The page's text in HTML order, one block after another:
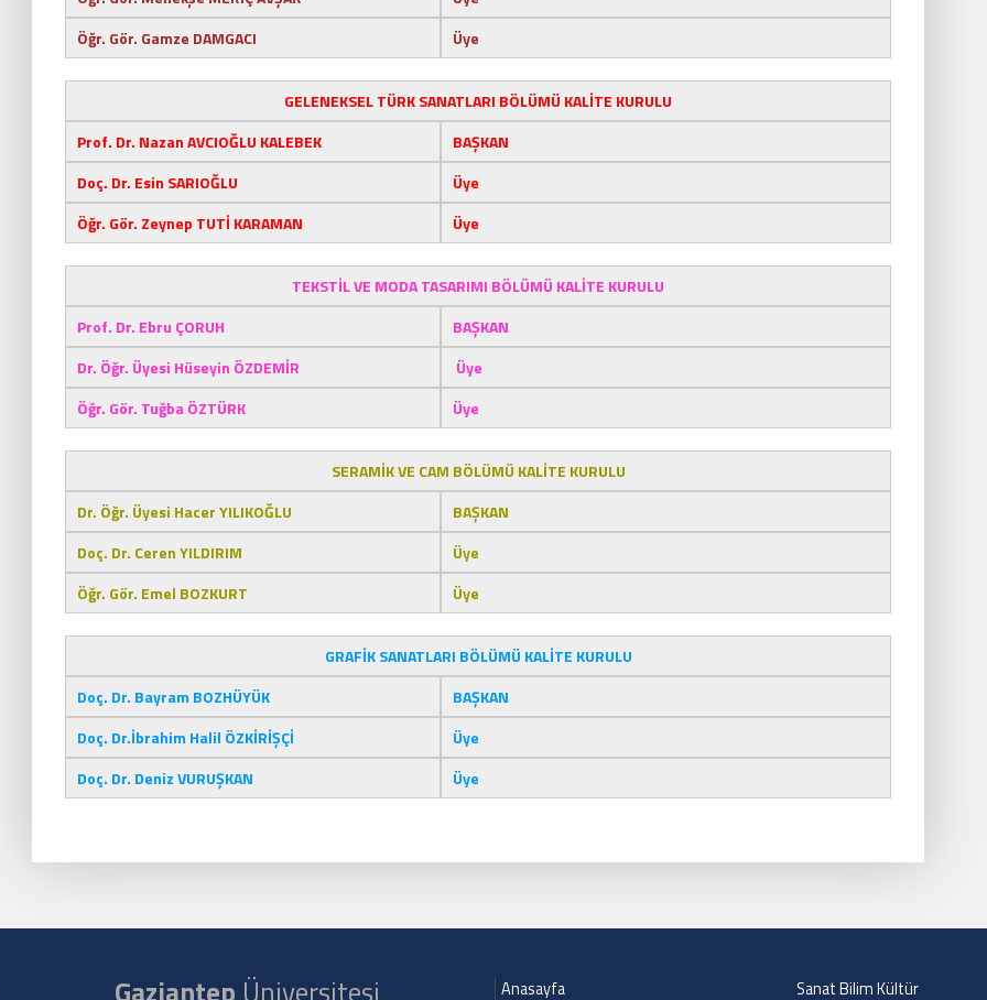
Öğr. Gör. Gamze DAMGACI
Üye
GELENEKSEL TÜRK SANATLARI BÖLÜMÜ KALİTE KURULU
Prof. Dr. Nazan AVCIOĞLU KALEBEK
BAŞKAN
Doç. Dr. Esin SARIOĞLU
Üye
Öğr. Gör. Zeynep TUTİ KARAMAN
Üye
TEKSTİL VE MODA TASARIMI BÖLÜMÜ KALİTE KURULU
Prof. Dr. Ebru ÇORUH
BAŞKAN
Dr. Öğr. Üyesi Hüseyin ÖZDEMİR
Üye
Öğr. Gör. Tuğba ÖZTÜRK
Üye
SERAMİK VE CAM BÖLÜMÜ KALİTE KURULU
Dr. Öğr. Üyesi Hacer YILIKOĞLU
BAŞKAN
Doç. Dr. Ceren YILDIRIM
Üye
Öğr. Gör. Emel BOZKURT
Üye
GRAFİK SANATLARI BÖLÜMÜ KALİTE KURULU
Doç. Dr. Bayram BOZHÜYÜK
BAŞKAN
Doç. Dr.İbrahim Halil ÖZKİRİŞÇİ
Üye
Doç. Dr. Deniz VURUŞKAN
Üye
Anasayfa Sanat Bilim Kültür